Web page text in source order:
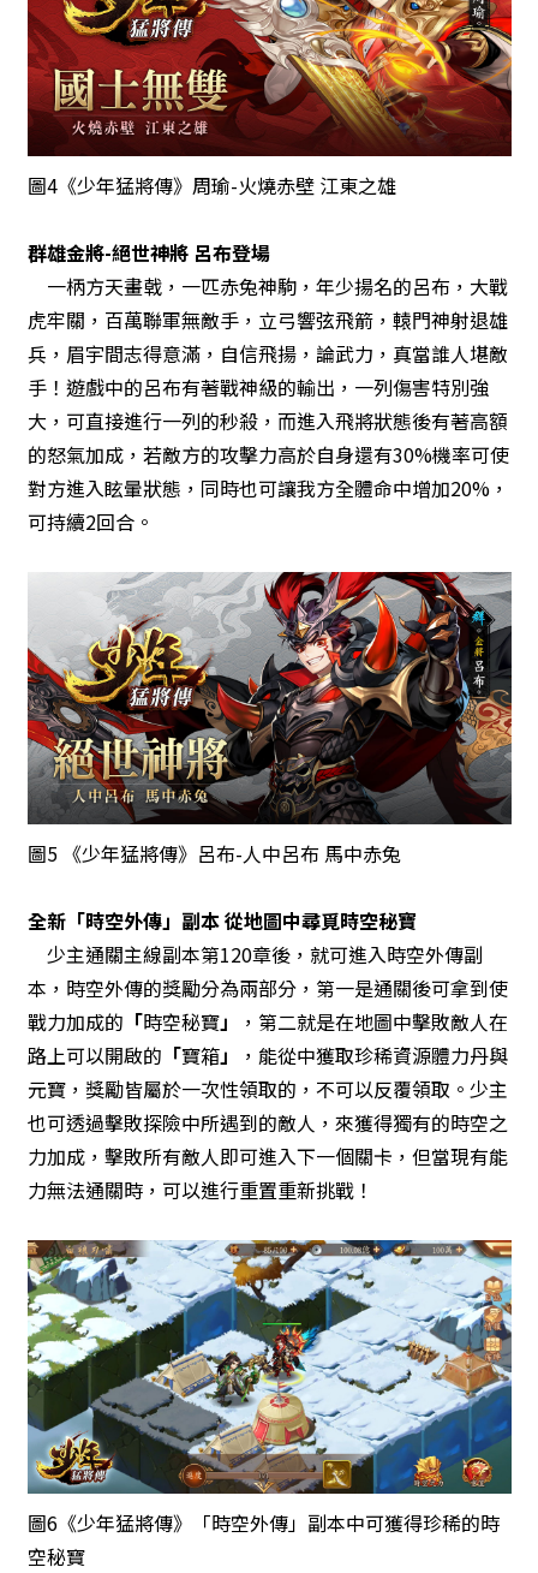
圖4《少年猛將傳》周瑜-火燒赤壁 江東之雄
群雄金將-絕世神將 呂布登場
一柄方天畫戟，一匹赤兔神駒，年少揚名的呂布，大戰
虎牢關，百萬聯軍無敵手，立弓響弦飛箭，轅門神射退雄
兵，眉宇間志得意滿，自信飛揚，論武力，真當誰人堪敵
手！遊戲中的呂布有著戰神級的輸出，一列傷害特別強
大，可直接進行一列的秒殺，而進入飛將狀態後有著高額
的怒氣加成，若敵方的攻擊力高於自身還有30%機率可使
對方進入眩暈狀態，同時也可讓我方全體命中增加20%，
可持續2回合。
圖5 《少年猛將傳》呂布-人中呂布 馬中赤兔
全新「時空外傳」副本 從地圖中尋覓時空秘寶
少主通關主線副本第120章後，就可進入時空外傳副
本，時空外傳的獎勵分為兩部分，第一是通關後可拿到使
戰力加成的 「時空秘寶」
，第二就是在地圖中擊敗敵人在
路上可以開啟的 「寶箱」
，能從中獲取珍稀資源體力丹與
元寶，獎勵皆屬於一次性領取的，不可以反覆領取。少主
也可透過擊敗探險中所遇到的敵人，來獲得獨有的時空之
力加成，擊敗所有敵人即可進入下一個關卡，但當現有能
力無法通關時，可以進行重置重新挑戰！
圖6《少年猛將傳》「時空外傳」副本中可獲得珍稀的時
空秘寶